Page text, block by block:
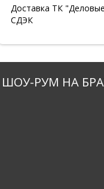
Доставка ТК
СДЭК
ШОУ-РУМ НА